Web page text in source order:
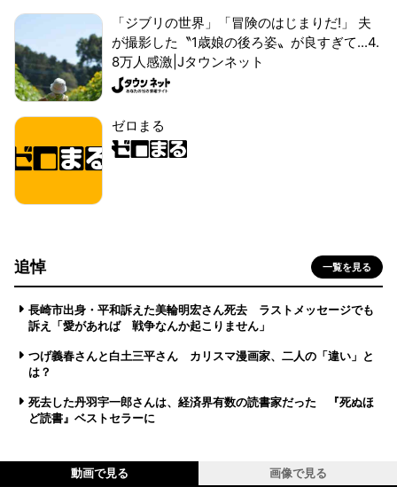
「ジブリの世界」「冒険のはじまりだ!」 夫
が撮影した〝1歳娘の後ろ姿〟が良すぎて...4.
8万人感激|Jタウンネット
ゼロまる
追悼 一覧を見る
長崎市出身・平和訴えた美輪明宏さん死去 ラストメッセージでも
訴え「愛があれば 戦争なんか起こりません」
つげ義春さんと白土三平さん カリスマ漫画家、二人の「違い」と
は？
死去した丹羽宇一郎さんは、経済界有数の読書家だった 『死ぬほ
ど読書』ベストセラーに
動画で見る 画像で見る